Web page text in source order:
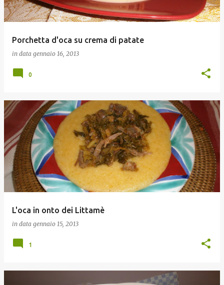
Porchetta d'oca su crema di patate
in data gennaio 16, 2013
0
L'oca in onto dei Littamè
in data gennaio 15, 2013
1